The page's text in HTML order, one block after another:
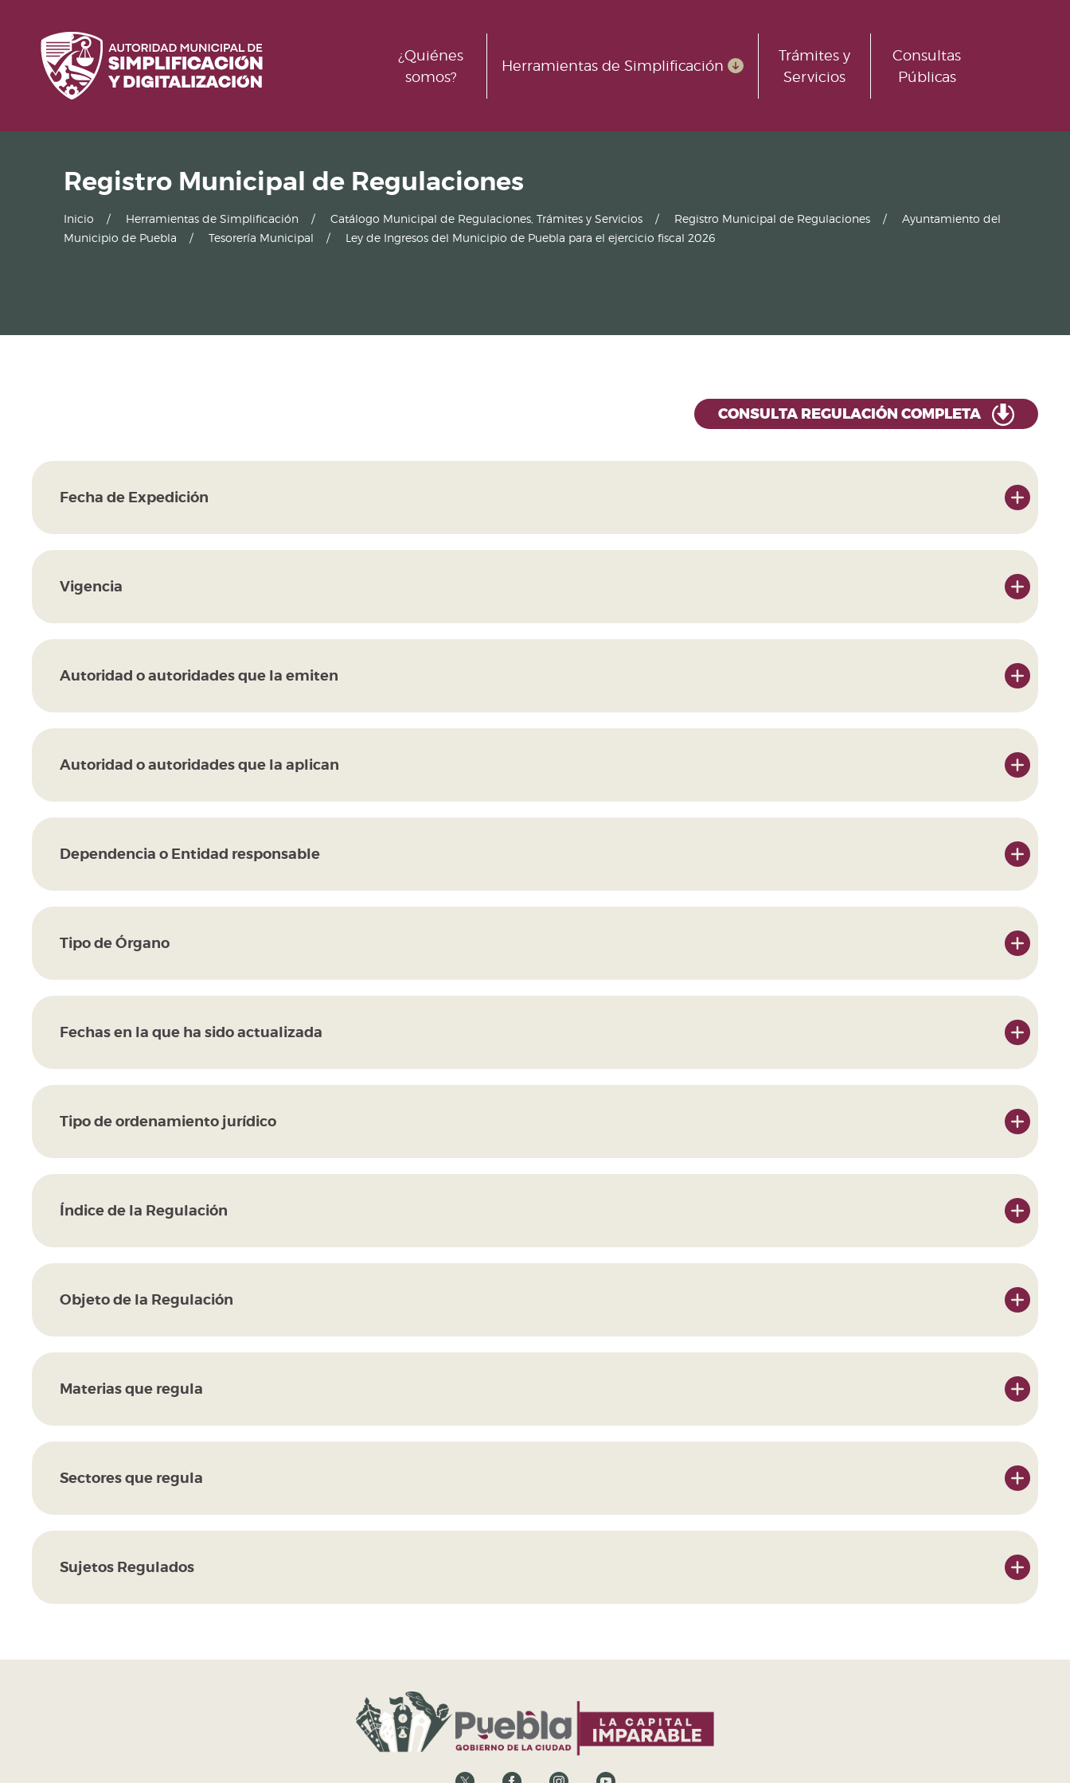
¿Quiénes
somos?
Herramientas de Simplificación
Trámites y
Servicios
Consultas
Públicas
Registro Municipal de Regulaciones
Inicio Herramientas de Simplificación Catálogo Municipal de Regulaciones, Trámites y Servicios Registro Municipal de Regulaciones
Ayuntamiento del
Municipio de Puebla
Tesorería Municipal Ley de Ingresos del Municipio de Puebla para el ejercicio fiscal 2026
CONSULTA REGULACIÓN COMPLETA
Fecha de Expedición
Vigencia
Autoridad o autoridades que la emiten
Autoridad o autoridades que la aplican
Dependencia o Entidad responsable
Tipo de Órgano
Fechas en la que ha sido actualizada
Tipo de ordenamiento jurídico
Índice de la Regulación
Objeto de la Regulación
Materias que regula
Sectores que regula
Sujetos Regulados